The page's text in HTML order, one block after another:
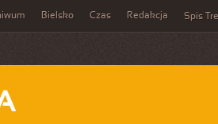
Bielsko Czas Redakcja Spis